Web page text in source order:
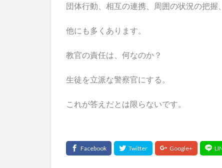
団体行動、相互の連携、周囲の状況の把握、
他にも多くあります。
教官の責任は、何なのか？
生徒を立派な警察官にする。
これが答えだとは限らないです。